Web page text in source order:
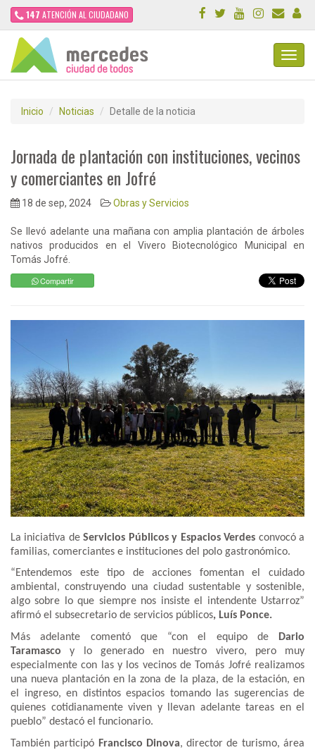
147 ATENCIÓN AL CIUDADANO
Inicio Noticias Detalle de la noticia
Jornada de plantación con instituciones, vecinos
y comerciantes en Jofré
18 de sep, 2024 Obras y Servicios
Se llevó adelante una mañana con amplia plantación de árboles
nativos producidos en el Vivero Biotecnológico Municipal en
Tomás Jofré.
Compartir
La iniciativa de Servicios Públicos y Espacios Verdes convocó a
familias, comerciantes e instituciones del polo gastronómico.
“Entendemos este tipo de acciones fomentan el cuidado
ambiental, construyendo una ciudad sustentable y sostenible,
algo sobre lo que siempre nos insiste el intendente Ustarroz”
afirmó el subsecretario de servicios públicos, Luís Ponce.
Más adelante comentó que “con el equipo de
Dario
Taramasco y lo generado en nuestro vivero, pero muy
especialmente con las y los vecinos de Tomás Jofré realizamos
una nueva plantación en la zona de la plaza, de la estación, en
el ingreso, en distintos espacios tomando las sugerencias de
quienes cotidianamente viven y llevan adelante tareas en el
pueblo” destacó el funcionario.
También participó Francisco Dinova, director de turismo, área